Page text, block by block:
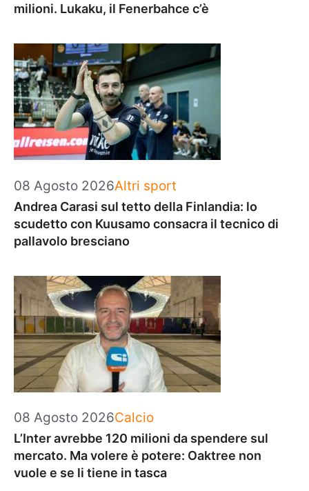
milioni. Lukaku, il Fenerbahce c’è
08 Agosto 2026Categorie
Altri sport
Andrea Carasi sul tetto della Finlandia: lo
scudetto con Kuusamo consacra il tecnico di
pallavolo bresciano
08 Agosto 2026Categorie
Calcio
L’Inter avrebbe 120 milioni da spendere sul
mercato. Ma volere è potere: Oaktree non
vuole e se li tiene in tasca